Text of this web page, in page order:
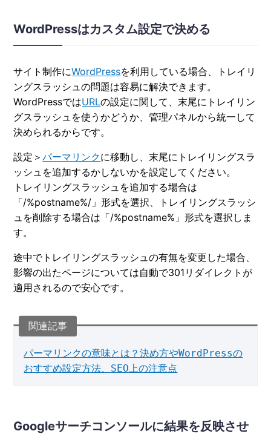
WordPressはカスタム設定で決める
サイト制作にWordPressを利用している場合、トレイリ
ングスラッシュの問題は容易に解決できます。
WordPressではURLの設定に関して、末尾にトレイリン
グスラッシュを使うかどうか、管理パネルから統一して
決められるからです。
設定＞パーマリンクに移動し、末尾にトレイリングスラ
ッシュを追加するかしないかを設定してください。
トレイリングスラッシュを追加する場合は
「/%postname%/」形式を選択、トレイリングスラッシ
ュを削除する場合は「/%postname%」形式を選択しま
す。
途中でトレイリングスラッシュの有無を変更した場合、
影響の出たページについては自動で301リダイレクトが
適用されるので安心です。
パーマリンクの意味とは？決め方やWordPressの
おすすめ設定方法、SEO上の注意点
Googleサーチコンソールに結果を反映させ